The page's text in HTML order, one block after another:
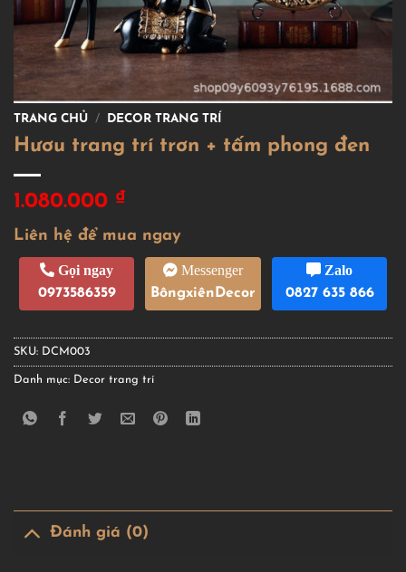
TRANG CHỦ / DECOR TRANG TRÍ
Hươu trang trí trơn + tấm phong đen
1.080.000 ₫
Liên hệ để mua ngay
Gọi ngay
0973586359
Messenger
BôngxiênDecor
Zalo
0827 635 866
SKU: DCM003
Danh mục: Decor trang trí
Đánh giá (0)